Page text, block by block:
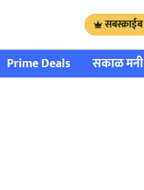
सबस्क्राईब
Prime Deals सकाळ मनी